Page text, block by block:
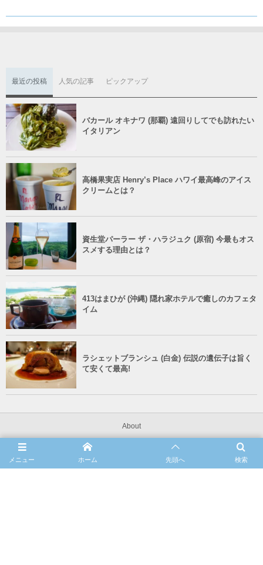
最近の投稿 人気の記事 ピックアップ
バカール オキナワ (那覇) 遠回りしてでも訪れたい
イタリアン
高橋果実店 Henry’s Place ハワイ最高峰のアイス
クリームとは？
資生堂パーラー ザ・ハラジュク (原宿) 今最もオス
スメする理由とは？
413はまひが (沖縄) 隠れ家ホテルで癒しのカフェタ
イム
ラシェットブランシュ (白金) 伝説の遺伝子は旨く
て安くて最高!
About
メニュー 検索
ホーム 先頭へ